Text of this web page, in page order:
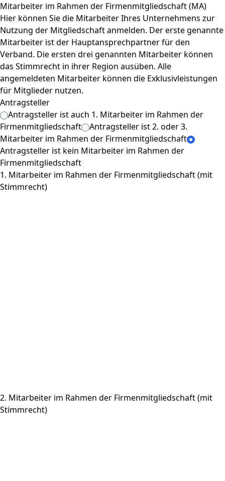
Mitarbeiter im Rahmen der Firmenmitgliedschaft (MA)
Hier können Sie die Mitarbeiter Ihres Unternehmens zur
Nutzung der Mitgliedschaft anmelden. Der erste genannte
Mitarbeiter ist der Hauptansprechpartner für den
Verband. Die ersten drei genannten Mitarbeiter können
das Stimmrecht in ihrer Region ausüben. Alle
angemeldeten Mitarbeiter können die Exklusivleistungen
für Mitglieder nutzen.
Antragsteller
Antragsteller ist auch 1. Mitarbeiter im Rahmen der
Firmenmitgliedschaft
Antragsteller ist 2. oder 3.
Mitarbeiter im Rahmen der Firmenmitgliedschaft
Antragsteller ist kein Mitarbeiter im Rahmen der
Firmenmitgliedschaft
1. Mitarbeiter im Rahmen der Firmenmitgliedschaft (mit
Stimmrecht)
2. Mitarbeiter im Rahmen der Firmenmitgliedschaft (mit
Stimmrecht)